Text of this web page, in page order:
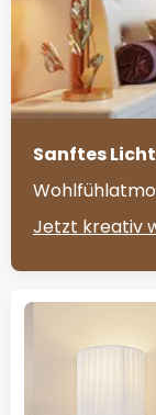
Sanftes
Jetzt kreativ